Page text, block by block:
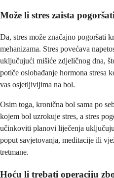
Može li stres zaista
Da, stres može značajno pogoršati
mehanizama. Stres povećava
uključujući mišiće zdjeličnog dna,
potiče oslobađanje hormona stresa
vas osjetljivijima na bol.
Osim toga, kronična bol sama po
kojem bol uzrokuje stres, a stres
učinkoviti planovi liječenja
poput savjetovanja, meditacije ili
tretmane.
Hoću li trebati operaciju